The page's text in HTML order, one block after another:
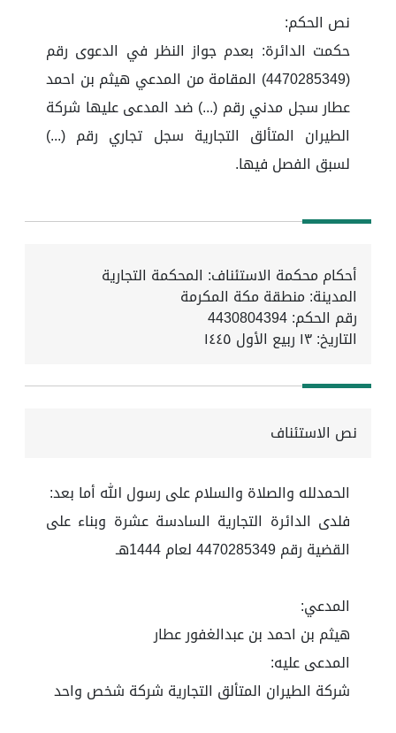
نص الحكم:
حكمت الدائرة: بعدم جواز النظر في الدعوى رقم
(4470285349) المقامة من المدعي هيثم بن احمد
عطار سجل مدني رقم (...) ضد المدعى عليها شركة
الطيران المتألق التجارية سجل تجاري رقم (...)
لسبق الفصل فيها.
أحكام محكمة الاستئناف: المحكمة التجارية
المدينة: منطقة مكة المكرمة
رقم الحكم: 4430804394
التاريخ:١٣ ربيع الأول ١٤٤٥
نص الاستئناف
الحمدلله والصلاة والسلام على رسول الله أما بعد:
فلدى الدائرة التجارية السادسة عشرة وبناء على
القضية رقم 4470285349 لعام 1444هـ
المدعي:
هيثم بن احمد بن عبدالغفور عطار
المدعى عليه:
شركة الطيران المتألق التجارية شركة شخص واحد